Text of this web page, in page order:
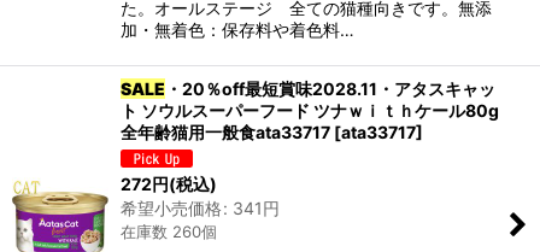
た。オールステージ 全ての猫種向きです。無添
加・無着色：保存料や着色料…
SALE ・20％off最短賞味2028.11・アタスキャッ
ト ソウルスーパーフード ツナｗｉｔｈケール80g
全年齢猫用一般食ata33717 [ata33717]
272円(税込)
希望小売価格: 341円
在庫数 260個